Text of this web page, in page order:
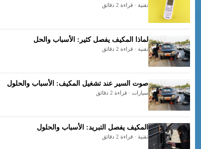
تقنية · قراءة 2 دقائق
لماذا المكيف يفصل كثير: الأسباب والحل
تقنية · قراءة 2 دقائق
صوت السير عند تشغيل المكيف: الأسباب والحلول
سيارات · قراءة 2 دقائق
المكيف يفصل التبريد: الأسباب والحلول
تقنية · قراءة 2 دقائق